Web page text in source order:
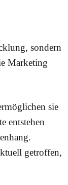
sondern
Marketing
sie
entstehen
getroffen,